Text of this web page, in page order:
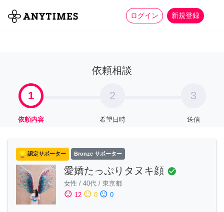
ログイン 新規登録
全て 家事 more_horiz
依頼相談
1
依頼内容
2
希望日時
3
送信
認定サポーター Bronze サポーター
愛嬌たっぷりタヌキ顔 check_circle
女性 / 40代 / 東京都
sentiment_satisfied 12 sentiment_neutral 0 sentiment_dissatisfied 0